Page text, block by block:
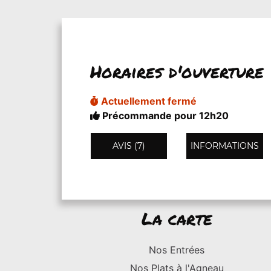
Horaires d'ouverture
Actuellement fermé
Précommande pour 12h20
AVIS (7) INFORMATIONS
La carte
Nos Entrées
Nos Plats à l'Agneau